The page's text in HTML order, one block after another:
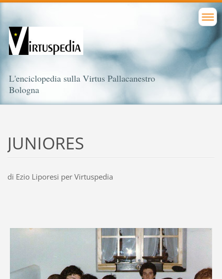
L'enciclopedia sulla Virtus Pallacanestro
Bologna
JUNIORES
di Ezio Liporesi per Virtuspedia